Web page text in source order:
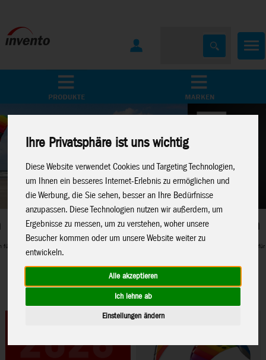
Ihre Privatsphäre ist uns wichtig
Diese Website verwendet Cookies und Targeting Technologien,
um Ihnen ein besseres Internet-Erlebnis zu ermöglichen und
die Werbung, die Sie sehen, besser an Ihre Bedürfnisse
anzupassen. Diese Technologien nutzen wir außerdem, um
Ergebnisse zu messen, um zu verstehen, woher unsere
Besucher kommen oder um unsere Website weiter zu
entwickeln.
Alle akzeptieren
Ich lehne ab
Einstellungen ändern
Metal Earth
Perfekte 3D-Metalmodelle für Modellbau-Fans